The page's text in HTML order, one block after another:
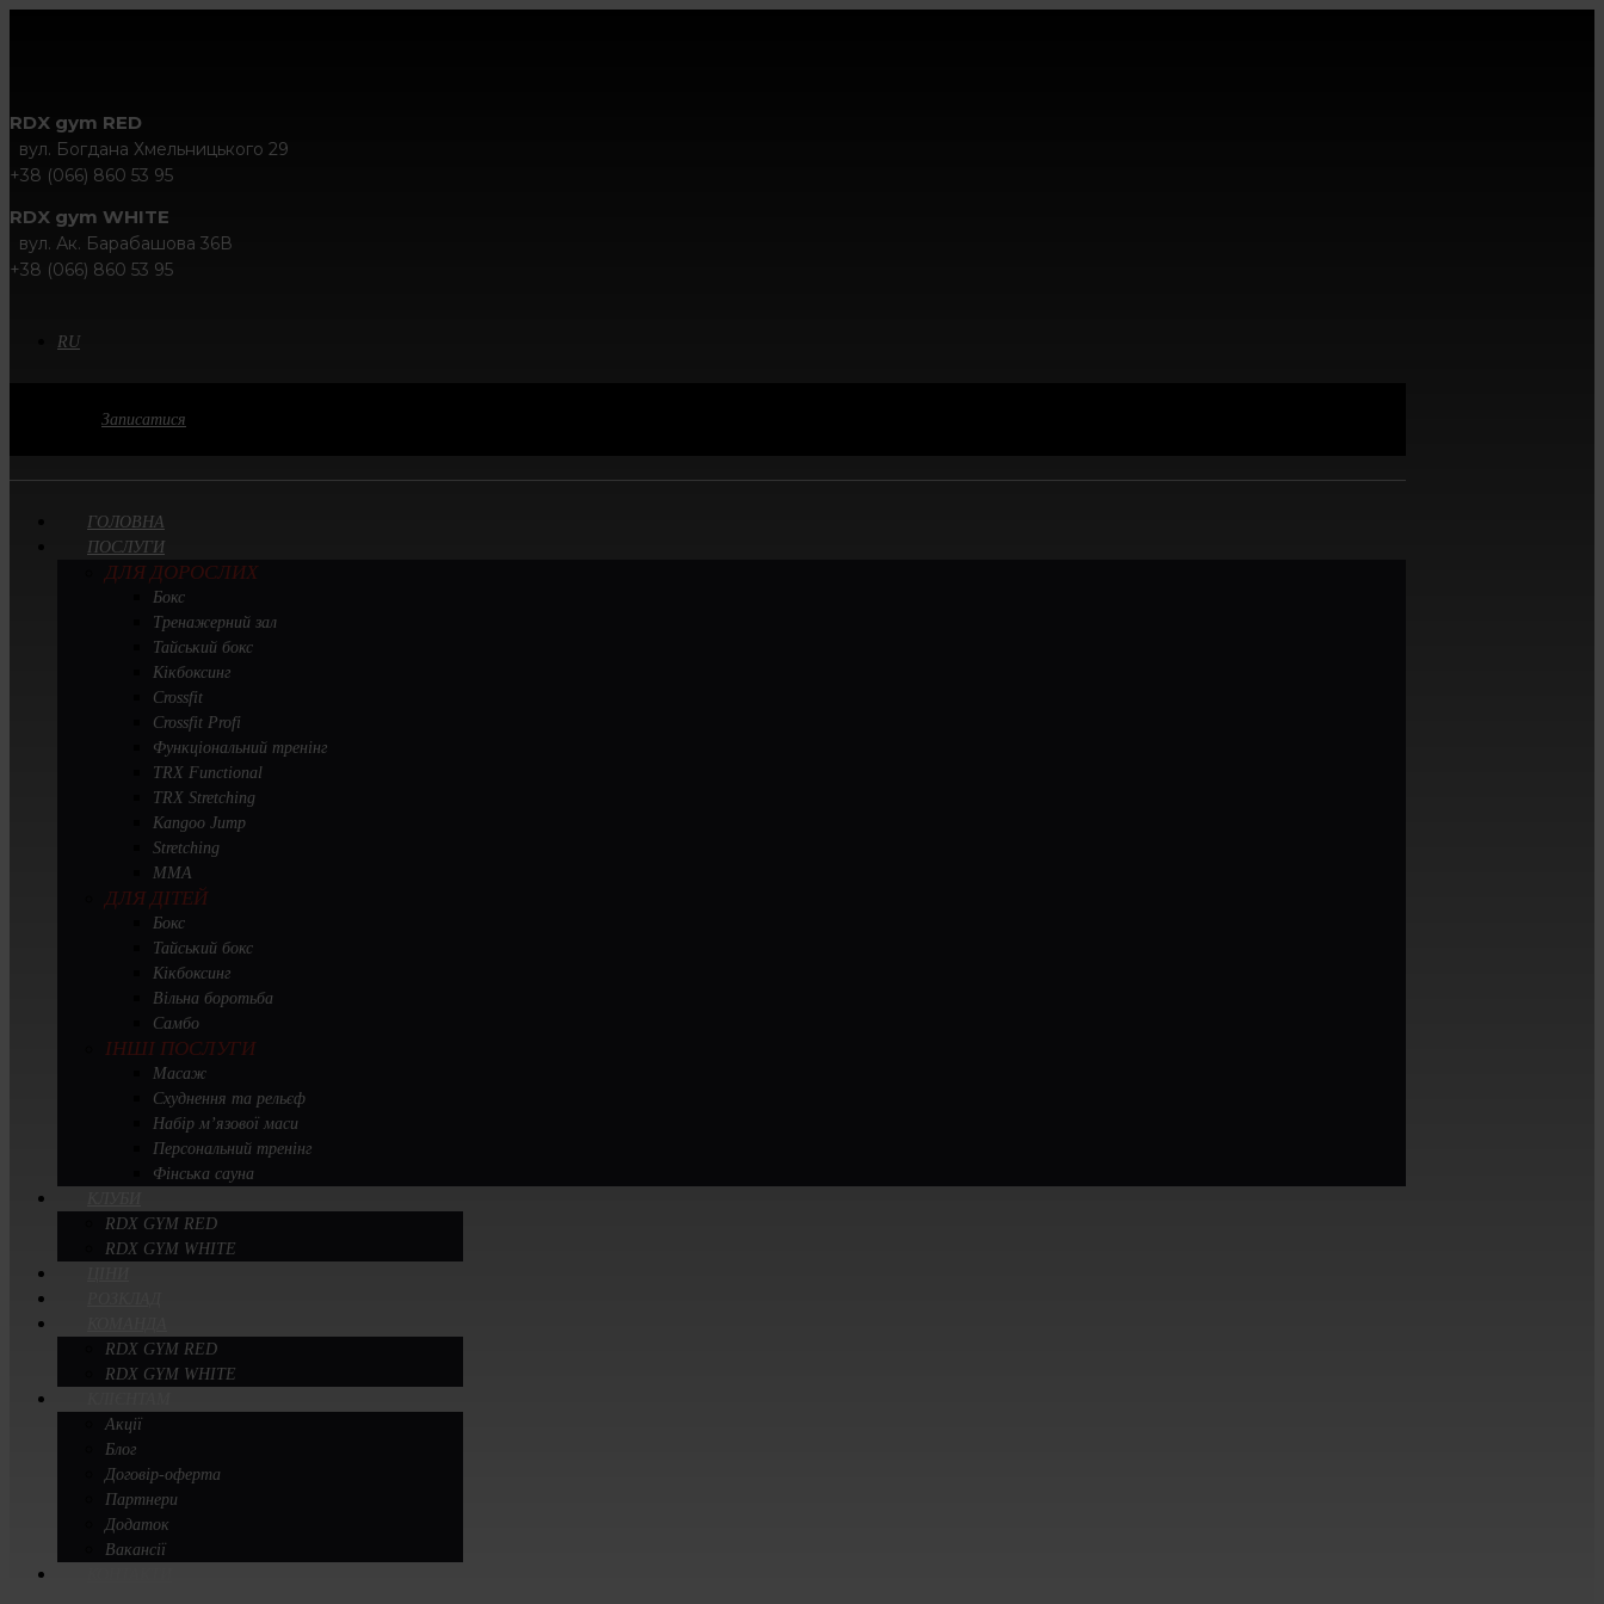
RDX gym RED
вул. Богдана Хмельницького 29
+38 (066) 860 53 95
RDX gym WHITE
вул. Ак. Барабашова 36В
+38 (066) 860 53 95
RU
Записатися
ГОЛОВНА
ПОСЛУГИ
ДЛЯ ДОРОСЛИХ
Бокс
Тренажерний зал
Тайський бокс
Кікбоксинг
Crossfit
Crossfit Profi
Функціональний тренінг
TRX Functional
TRX Stretching
Kangoo Jump
Stretching
MMA
ДЛЯ ДІТЕЙ
Бокс
Тайський бокс
Кікбоксинг
Вільна боротьба
Самбо
ІНШІ ПОСЛУГИ
Масаж
Схуднення та рельєф
Набір м’язової маси
Персональний тренінг
Фінська сауна
RDX GYM RED
RDX GYM WHITE
RDX GYM RED
RDX GYM WHITE
Акції
Блог
Договір-оферта
Партнери
Додаток
Вакансії